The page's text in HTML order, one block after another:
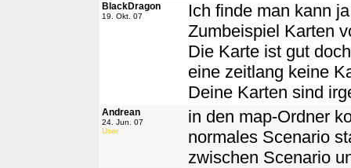
BlackDragon
19. Okt. 07
Ich finde man kann
Zumbeispiel Karten
Die Karte ist gut
eine zeitlang keine
Deine Karten sind
Andrean
24. Jun. 07
User
in den map-Ordner
normales Scenario
zwischen Scenario